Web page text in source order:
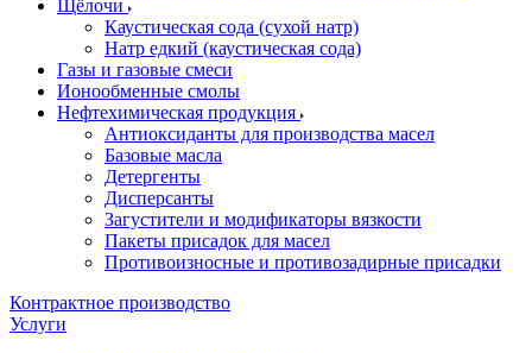
Щёлочи
Каустическая сода (сухой натр)
Натр едкий (каустическая сода)
Газы и газовые смеси
Ионообменные смолы
Нефтехимическая продукция
Антиоксиданты для производства масел
Базовые масла
Детергенты
Дисперсанты
Загустители и модификаторы вязкости
Пакеты присадок для масел
Противоизносные и противозадирные присадки
Контрактное производство
Услуги